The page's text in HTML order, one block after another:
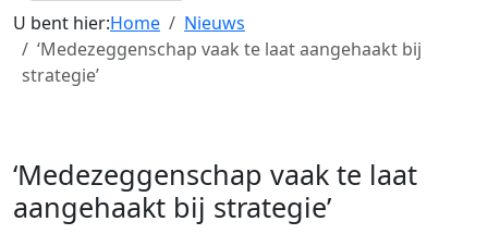
U bent hier:Home
Nieuws
‘Medezeggenschap vaak te laat aangehaakt bij
strategie’
‘Medezeggenschap vaak te laat
aangehaakt bij strategie’